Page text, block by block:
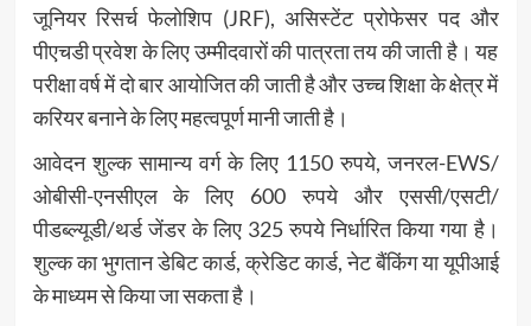
जूनियर रिसर्च फेलोशिप (JRF), असिस्टेंट प्रोफेसर पद और
पीएचडी प्रवेश के लिए उम्मीदवारों की पात्रता तय की जाती है। यह
परीक्षा वर्ष में दो बार आयोजित की जाती है और उच्च शिक्षा के क्षेत्र में
करियर बनाने के लिए महत्वपूर्ण मानी जाती है।
आवेदन शुल्क सामान्य वर्ग के लिए 1150 रुपये, जनरल-EWS/
ओबीसी-एनसीएल के लिए 600 रुपये और एससी/एसटी/
पीडब्ल्यूडी/थर्ड जेंडर के लिए 325 रुपये निर्धारित किया गया है।
शुल्क का भुगतान डेबिट कार्ड, क्रेडिट कार्ड, नेट बैंकिंग या यूपीआई
के माध्यम से किया जा सकता है।